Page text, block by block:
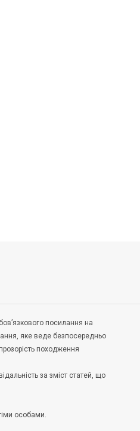
посилання на
яке веде безпосередньо
походження
за зміст статей, що
особами.